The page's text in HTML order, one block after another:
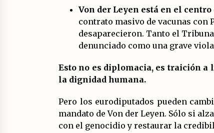
Von der Leyen está en el
contrato masivo de vacunas con
desaparecieron. Tanto el
denunciado como una grave
Esto no es diplomacia, es traición a
la dignidad humana.
Pero los eurodiputados pueden
mandato de Von der Leyen. Sólo si
con el genocidio y restaurar la